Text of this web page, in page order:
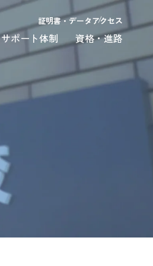
証明書・データアクセス
サポート体制 資格・進路